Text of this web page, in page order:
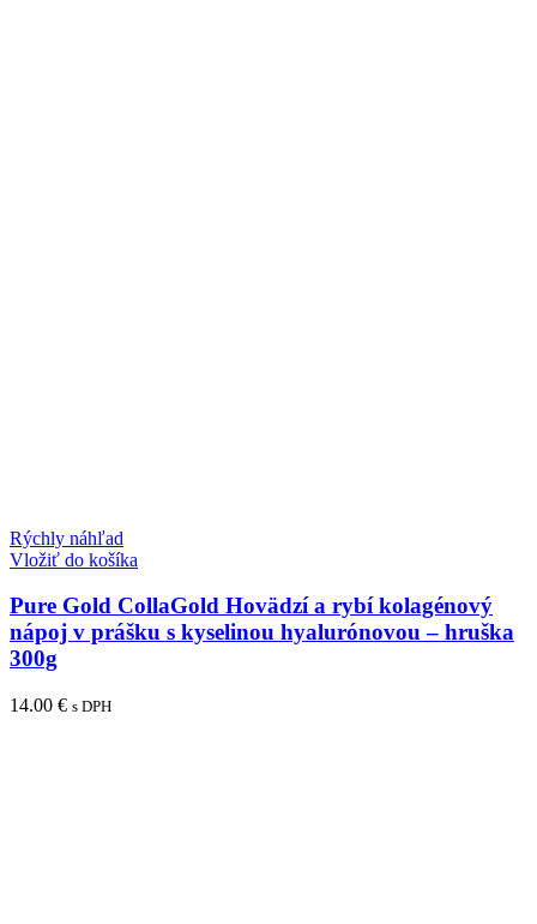
Rýchly náhľad
Vložiť do košíka
Pure Gold CollaGold Hovädzí a rybí kolagénový
nápoj v prášku s kyselinou hyalurónovou – hruška
300g
14.00 € s DPH